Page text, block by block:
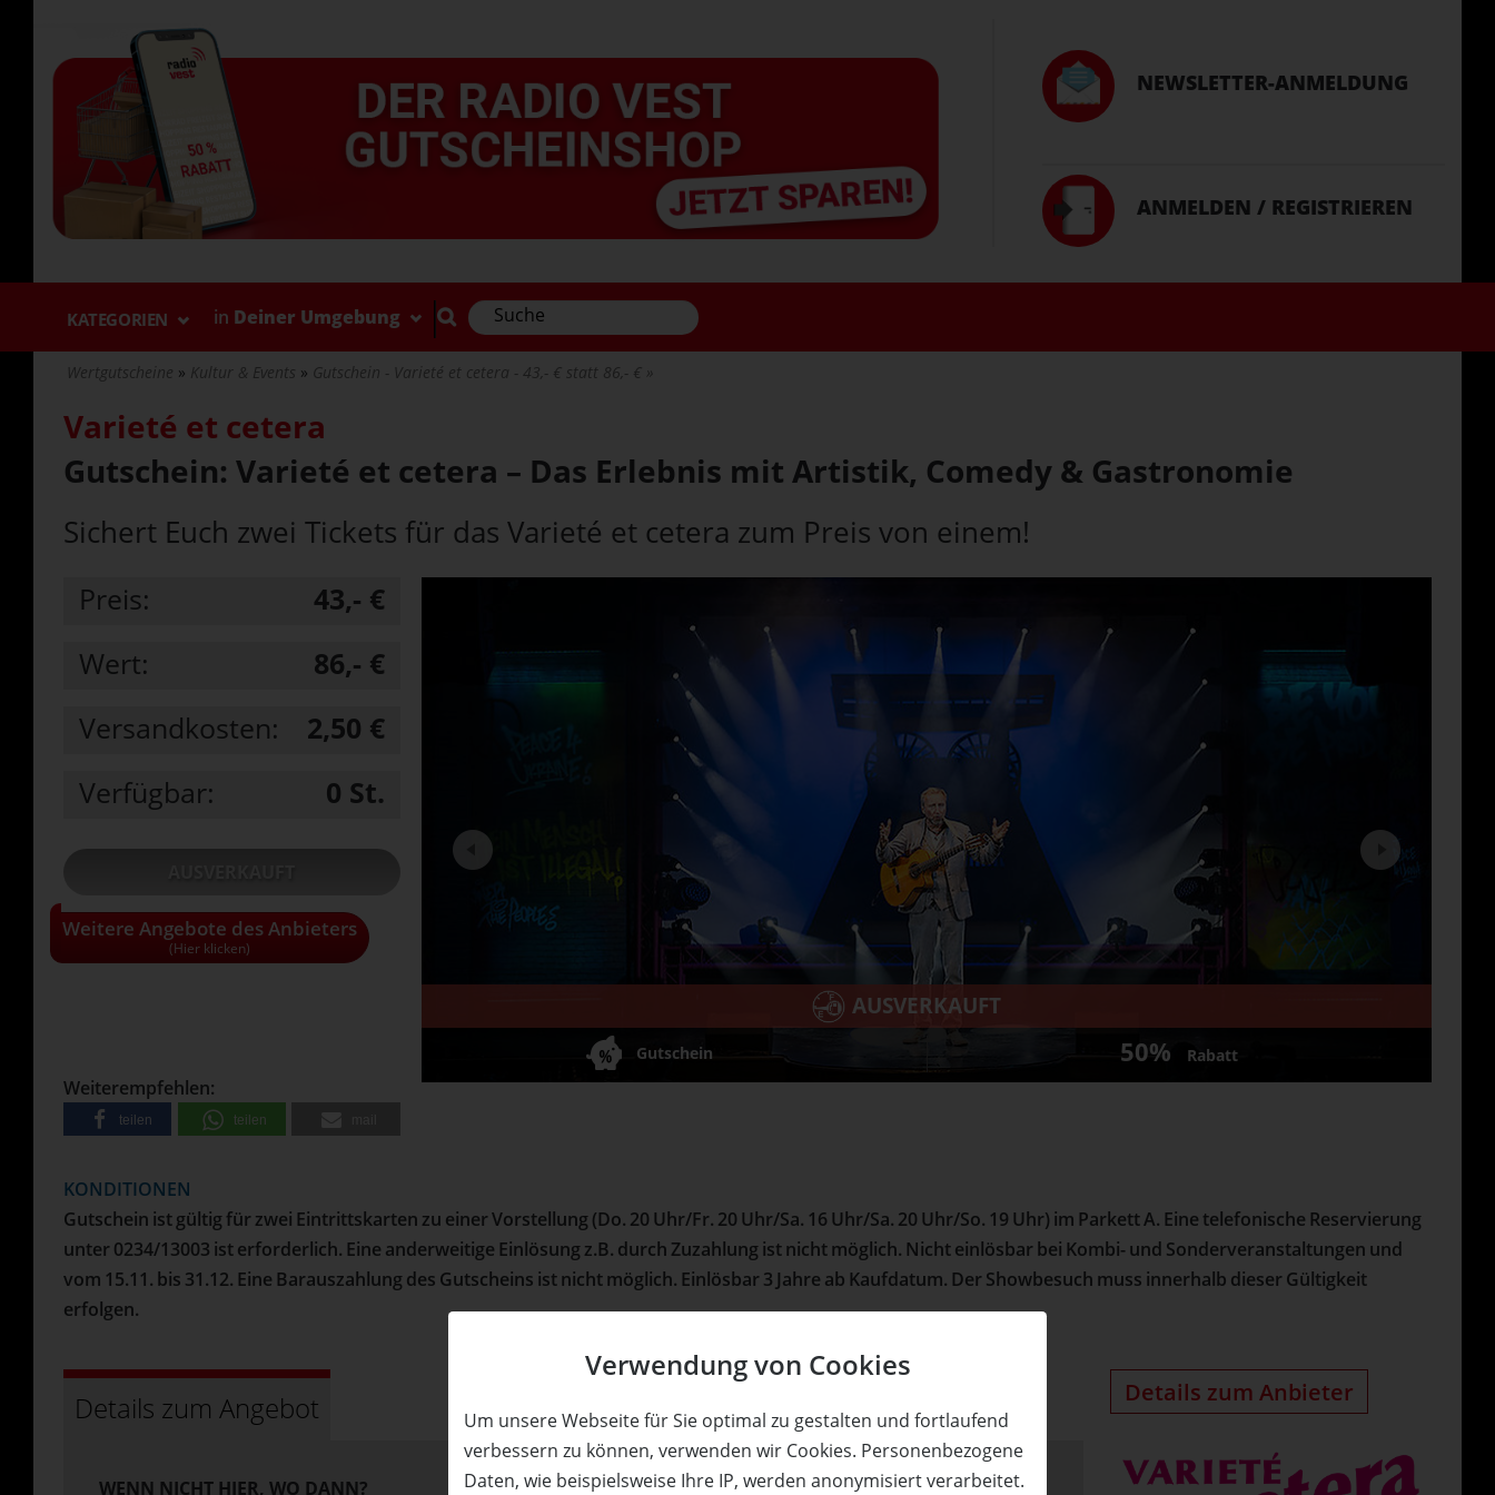
Verwendung von Cookies
Um unsere Webseite für Sie optimal zu gestalten und fortlaufend
verbessern zu können, verwenden wir Cookies. Personenbezogene
Daten, wie beispielsweise Ihre IP, werden anonymisiert verarbeitet.
NEWSLETTER-ANMELDUNG
ANMELDEN / REGISTRIEREN
KATEGORIEN in Deiner Umgebung
Wertgutscheine Kultur & Events Gutschein - Varieté et cetera - 43,- € statt 86,- €
Varieté et cetera
Gutschein: Varieté et cetera – Das Erlebnis mit Artistik, Comedy & Gastronomie
Sichert Euch zwei Tickets für das Varieté et cetera zum Preis von einem!
AUSVERKAUFT
Gutschein 50% Rabatt
Next
Preis:
43,- €
Wert:
86,- €
Versandkosten:
2,50 €
Verfügbar:
0 St.
Weitere Angebote des Anbieters
(Hier klicken)
• Alle Gutscheine und Tickets nur solange
der Vorrat reicht!
Weiterempfehlen:
teilen teilen
KONDITIONEN
Gutschein ist gültig für zwei Eintrittskarten zu einer Vorstellung (Do. 20 Uhr/Fr. 20 Uhr/Sa. 16 Uhr/Sa. 20 Uhr/So. 19 Uhr) im Parkett A. Eine telefonische Reservierung
unter 0234/13003 ist erforderlich. Eine anderweitige Einlösung z.B. durch Zuzahlung ist nicht möglich. Nicht einlösbar bei Kombi- und Sonderveranstaltungen und
vom 15.11. bis 31.12. Eine Barauszahlung des Gutscheins ist nicht möglich. Einlösbar 3 Jahre ab Kaufdatum. Der Showbesuch muss innerhalb dieser Gültigkeit
erfolgen.
Details zum Angebot
WENN NICHT HIER, WO DANN?
Details zum Anbieter